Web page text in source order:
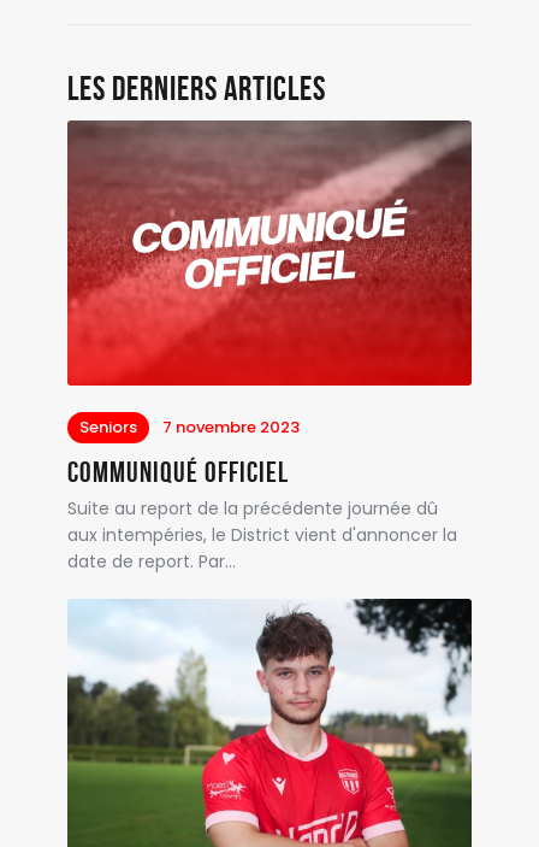
Les derniers articles
Seniors 7 novembre 2023
Communiqué officiel
Suite au report de la précédente journée dû
aux intempéries, le District vient d'annoncer la
date de report. Par…